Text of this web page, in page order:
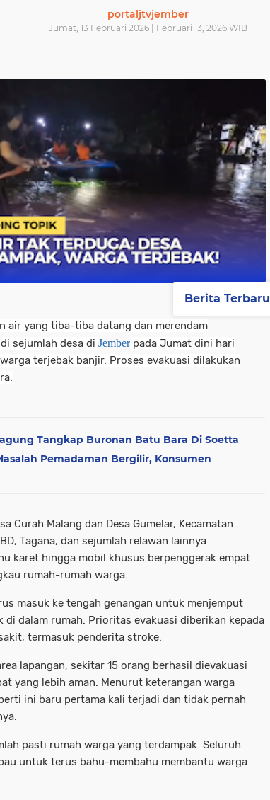
portaljtvjember
Jumat, 13 Februari 2026 | Februari 13, 2026 WIB
air yang tiba-tiba datang dan merendam
sejumlah desa di Jember pada Jumat dini hari
terjebak banjir. Proses evakuasi dilakukan
Tangkap Buronan Batu Bara Di Soetta
Pemadaman Bergilir, Konsumen
Curah Malang dan Desa Gumelar, Kecamatan
Tagana, dan sejumlah relawan lainnya
karet hingga mobil khusus berpenggerak empat
rumah-rumah warga.
masuk ke tengah genangan untuk menjemput
di dalam rumah. Prioritas evakuasi diberikan kepada
termasuk penderita stroke.
lapangan, sekitar 15 orang berhasil dievakuasi
yang lebih aman. Menurut keterangan warga
ini baru pertama kali terjadi dan tidak pernah
pasti rumah warga yang terdampak. Seluruh
untuk terus bahu-membahu membantu warga
Berita Terbaru